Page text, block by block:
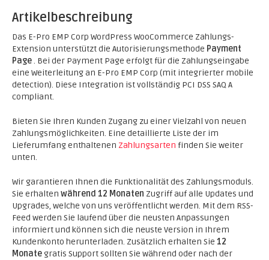
Artikelbeschreibung
Das E-Pro EMP Corp WordPress WooCommerce Zahlungs-
Extension unterstützt die Autorisierungsmethode Payment
Page. Bei der Payment Page erfolgt für die Zahlungseingabe
eine Weiterleitung an E-Pro EMP Corp (mit integrierter mobile
detection). Diese Integration ist vollständig PCI DSS SAQ A
compliant.
Bieten Sie Ihren Kunden Zugang zu einer Vielzahl von neuen
Zahlungsmöglichkeiten. Eine detaillierte Liste der im
Lieferumfang enthaltenen Zahlungsarten finden Sie weiter
unten.
Wir garantieren Ihnen die Funktionalität des Zahlungsmoduls.
Sie erhalten während 12 Monaten Zugriff auf alle Updates und
Upgrades, welche von uns veröffentlicht werden. Mit dem RSS-
Feed werden Sie laufend über die neusten Anpassungen
informiert und können sich die neuste Version in Ihrem
Kundenkonto herunterladen. Zusätzlich erhalten Sie 12
Monategratis Support sollten Sie während oder nach der